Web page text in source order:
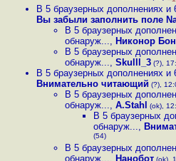
В 5 браузерных дополнениях
Вы забыли заполнить поле
В 5 браузерных
обнаруж..., Никонор
В 5 браузерных
обнаруж..., Skulll_3 (?),
В 5 браузерных дополнениях
Внимательно читающий (?),
В 5 браузерных
обнаруж..., A.Stahl (ok),
В 5 браузерных
обнаруж...,
(54)
В 5 браузерных
обнаруж..., Нанобот (ok),